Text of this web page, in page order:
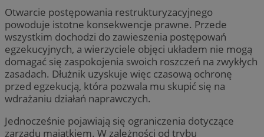
Otwarcie postępowania restrukturyzacyjnego
powoduje istotne konsekwencje prawne. Przede
wszystkim dochodzi do zawieszenia postępowań
egzekucyjnych, a wierzyciele objęci układem nie mogą
domagać się zaspokojenia swoich roszczeń na zwykłych
zasadach. Dłużnik uzyskuje więc czasową ochronę
przed egzekucją, która pozwala mu skupić się na
wdrażaniu działań naprawczych.
Jednocześnie pojawiają się ograniczenia dotyczące
zarządu majątkiem. W zależności od trybu